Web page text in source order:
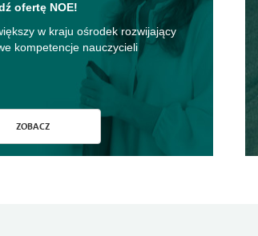
ofertę NOE!
w kraju ośrodek rozwijający
kompetencje nauczycieli
ZOBACZ